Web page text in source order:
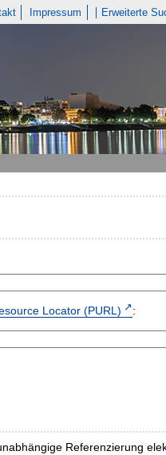
Impressum Erweiterte
Locator (PURL) :
Referenzierung